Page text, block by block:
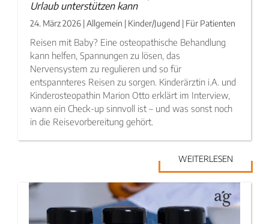
Urlaub unterstützen kann
24. März 2026 | Allgemein | Kinder/Jugend | Für Patienten
Reisen mit Baby? Eine osteopathische Behandlung
kann helfen, Spannungen zu lösen, das
Nervensystem zu regulieren und so für
entspannteres Reisen zu sorgen. Kinderärztin i.A. und
Kinderosteopathin Marion Otto erklärt im Interview,
wann ein Check-up sinnvoll ist – und was sonst noch
in die Reisevorbereitung gehört.
WEITERLESEN